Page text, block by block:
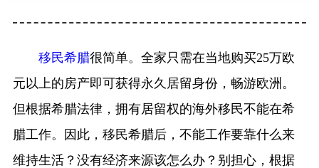
移民希腊很简单。全家只需在当地购买25万欧
元以上的房产即可获得永久居留身份，畅游欧洲。
但根据希腊法律，拥有居留权的海外移民不能在希
腊工作。因此，移民希腊后，不能工作要靠什么来
维持生活？没有经济来源该怎么办？别担心，根据